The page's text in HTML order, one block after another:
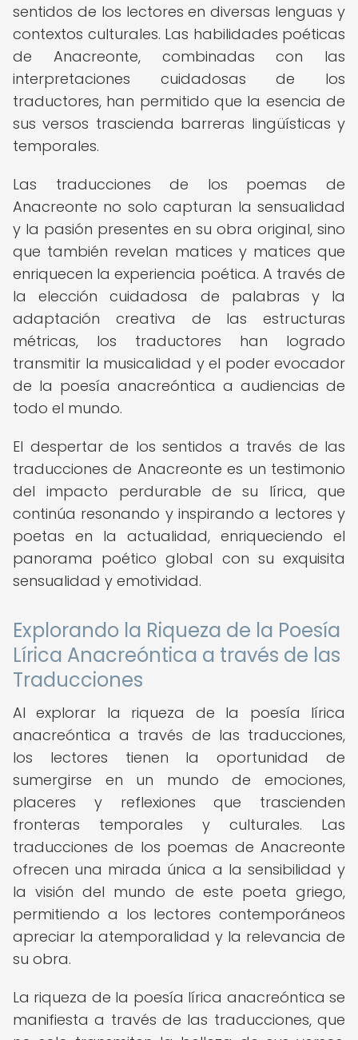
sentidos de los lectores en diversas lenguas y
contextos culturales. Las habilidades poéticas
de Anacreonte, combinadas con las
interpretaciones cuidadosas de los
traductores, han permitido que la esencia de
sus versos trascienda barreras lingüísticas y
temporales.
Las traducciones de los poemas de
Anacreonte no solo capturan la sensualidad
y la pasión presentes en su obra original, sino
que también revelan matices y matices que
enriquecen la experiencia poética. A través de
la elección cuidadosa de palabras y la
adaptación creativa de las estructuras
métricas, los traductores han logrado
transmitir la musicalidad y el poder evocador
de la poesía anacreóntica a audiencias de
todo el mundo.
El despertar de los sentidos a través de las
traducciones de Anacreonte es un testimonio
del impacto perdurable de su lírica, que
continúa resonando y inspirando a lectores y
poetas en la actualidad, enriqueciendo el
panorama poético global con su exquisita
sensualidad y emotividad.
Explorando la Riqueza de la Poesía
Lírica Anacreóntica a través de las
Traducciones
Al explorar la riqueza de la poesía lírica
anacreóntica a través de las traducciones,
los lectores tienen la oportunidad de
sumergirse en un mundo de emociones,
placeres y reflexiones que trascienden
fronteras temporales y culturales. Las
traducciones de los poemas de Anacreonte
ofrecen una mirada única a la sensibilidad y
la visión del mundo de este poeta griego,
permitiendo a los lectores contemporáneos
apreciar la atemporalidad y la relevancia de
su obra.
La riqueza de la poesía lírica anacreóntica se
manifiesta a través de las traducciones, que